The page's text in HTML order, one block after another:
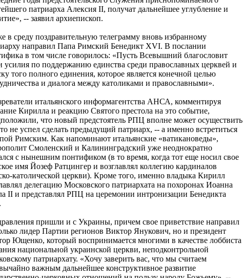
патриарха Алексия II, получат дальнейшее углубление и
-- заявил архиепископ.
в среду поздравительную телеграмму вновь избранному
направил Папа Римский Бенедикт XVI. В послании
в том числе говорилось: «Пусть Всевышний благословит
усилия по поддержанию единства среди православных церквей и
того полного единения, которое является конечной целью
и диалога между католиками и православными».
итальянского информагентства АНСА, комментируя
Кирилла и реакцию Святого престола на это событие,
что новый предстоятель РПЦ вполне может осуществить
не успел сделать предыдущий патриарх, -- а именно встретиться
Римским. Как напоминают итальянские «ватикановеды»,
Смоленский и Калининградский уже неоднократно
с нынешним понтификом (в то время, когда тот еще носил свое
имя Йозеф Ратцингер и возглавлял коллегию кардиналов
католической церкви). Кроме того, именно владыка Кирилл
делегацию Московского патриархата на похоронах Иоанна
II и представлял РПЦ на церемонии интронизации Бенедикта
пришли и с Украины, причем свое приветствие направил
лидер Партии регионов Виктор Янукович, но и президент
Ющенко, который воспринимается многими в качестве лоббиста
национальной украинской церкви, неподконтрольной
патриархату. «Хочу заверить вас, что мы считаем
важным дальнейшее конструктивное развитие